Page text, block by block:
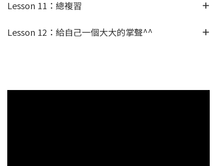
Lesson 11：總複習
Lesson 12：給自己一個大大的掌聲^^